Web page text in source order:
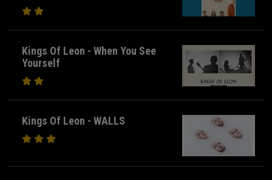
Kings Of Leon - When You See
Yourself
Kings Of Leon - WALLS